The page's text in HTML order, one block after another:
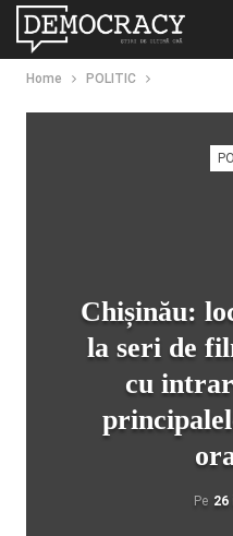
Home POLITIC
Chișinău:
la seri de
cu
Pe 26